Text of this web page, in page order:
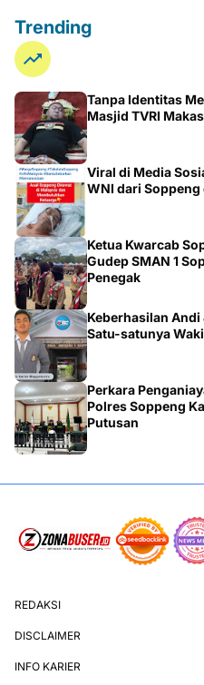
Trending
Tanpa Identitas
Masjid TVRI
Viral di Media
WNI dari Soppeng
Ketua Kwarcab
Gudep SMAN 1
Penegak
Keberhasilan Andi
Satu-satunya
Perkara
Polres Soppeng
Putusan
REDAKSI
DISCLAIMER
INFO KARIER